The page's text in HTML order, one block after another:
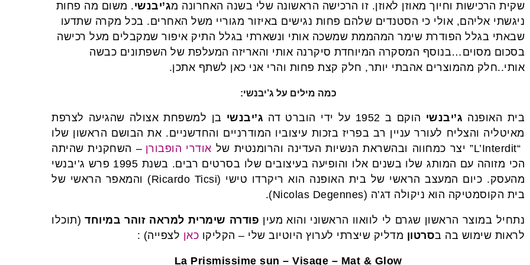
שקית הרכישות וחיוך מאוזן לאוזן. זו הרכישה הראשונה שלי בשנה האחרונה מג’יבנשי. משום מה פחות
ניגשתי אליהם, אולי כי הסטנדים שלהם פחות נגישים באיזור מגוריי משל האחרים. בכל מקרה שתדעו
שבאתי בגלל הפודרת שימר המהממת שמשכה אותי ונשארתי בגלל התיק איפור שמקבלים מעל רכישה
בסכום מסוים…בנוסף המסקרה המיוחדת סיקרנה אותי והאריזה המעלפת של השפתונים כבשה
אותי..חלק מהמוצרים אהבתי יותר, חלק קצת פחות והרי אני כאן לשתף אתכן.
כמה מילים על ג’יבנשי:
בית האופנה ג’יבנשי הוקם ב 1952 על ידי הוברט דה ג’יבנשי בן למשפחת אצולה שהגיעה לצרפת
מאיטליה והצליח לעורר עניין רב בפריז בזכות עיצוביו המודרניים והחדשניים. את הבושם הראשון שלו
“L’Interdit” יצר כמחווה ובהשראת הנשיות העדינה והרומנטית של
אודרי הופבורן – השחקנית שהיתה
הכי מזוהה עם המותג שלו בשנים אלו והופיעה בעיצובים שלו בסרטים רבים. בשנת 1995 פרש ג’יבנשי
מהעסק. כיום המעצב הראשי של בית האופנה הוא ריקרדו טישי (Ricardo Ticsi) והמאפר הראשי של
בית הקוסמטיקה הוא ניקולה דג’ה (Nicolas Degennes).
נתחיל במוצר הראשון שגרם לי לוואוו הראשוני והוא מעין פודרה שימרית למראה זוהר במיוחד (תוכלו
לראות שימוש בה בסרטון מדליק שיצרתי לערוץ היוטיוב שלי – הקליקו כאן לצפייה) :
La Prismissime sun – Visage – Mat & Glow